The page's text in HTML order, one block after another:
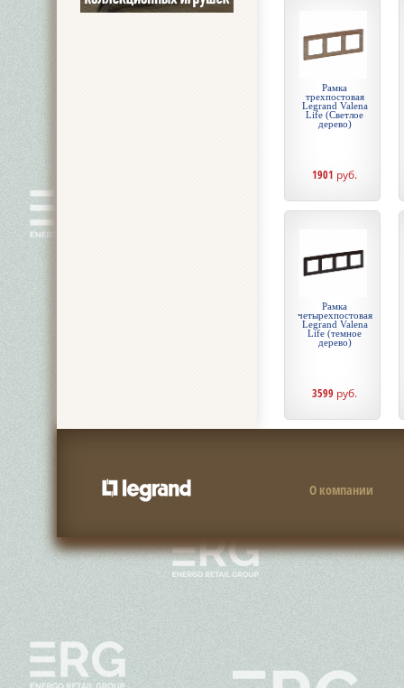
Рамка
трехпостовая
Legrand Valena
Life (Светлое
дерево)
1901 руб.
Рамка
четырехпостовая
Legrand Valena
Life (темное
дерево)
3599 руб.
О компании